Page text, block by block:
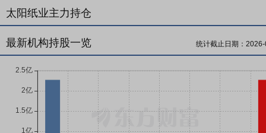
太阳纸业主力持仓
最新机构持股一览 统计截止日期：